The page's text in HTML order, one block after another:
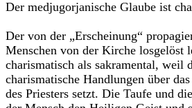
Der medjugorjanische Glaube ist
Der von der „Erscheinung“
Menschen von der Kirche losgelöst
charismatisch als sakramental, weil
charismatische Handlungen über
des Priesters setzt. Die Taufe und